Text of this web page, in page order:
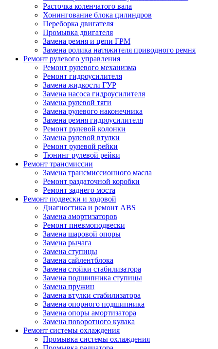
Расточка коленчатого вала
Хонингование блока цилиндров
Переборка двигателя
Промывка двигателя
Замена ремня и цепи ГРМ
Замена ролика натяжителя приводного ремня
Ремонт рулевого управления
Ремонт рулевого механизма
Ремонт гидроусилителя
Замена жидкости ГУР
Замена насоса гидроусилителя
Замена рулевой тяги
Замена рулевого наконечника
Замена ремня гидроусилителя
Ремонт рулевой колонки
Замена рулевой втулки
Ремонт рулевой рейки
Тюнинг рулевой рейки
Ремонт трансмиссии
Замена трансмиссионного масла
Ремонт раздаточной коробки
Ремонт заднего моста
Ремонт подвески и ходовой
Диагностика и ремонт ABS
Замена амортизаторов
Ремонт пневмоподвески
Замена шаровой опоры
Замена рычага
Замена ступицы
Замена сайлентблока
Замена стойки стабилизатора
Замена подшипника ступицы
Замена пружин
Замена втулки стабилизатора
Замена опорного подшипника
Замена опоры амортизатора
Замена поворотного кулака
Ремонт системы охлаждения
Промывка системы охлаждения